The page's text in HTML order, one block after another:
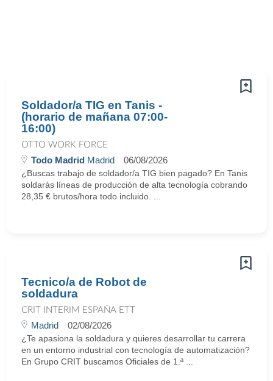
Soldador/a TIG en Tanis -
(horario de mañana 07:00-
16:00)
OTTO WORK FORCE
Todo Madrid Madrid 06/08/2026
¿Buscas trabajo de soldador/a TIG bien pagado? En Tanis
soldarás líneas de producción de alta tecnología cobrando
28,35 € brutos/hora todo incluido. ...
Tecnico/a de Robot de
soldadura
CRIT INTERIM ESPAÑA ETT
Madrid 02/08/2026
¿Te apasiona la soldadura y quieres desarrollar tu carrera
en un entorno industrial con tecnología de automatización?
En Grupo CRIT buscamos Oficiales de 1.ª ...